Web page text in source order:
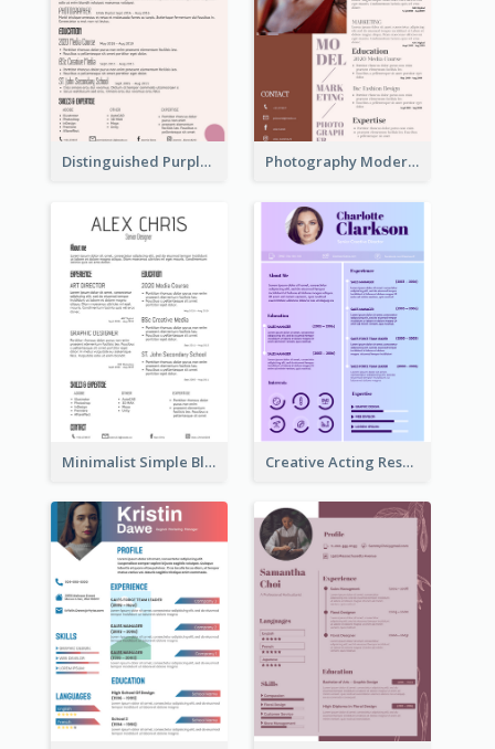
Distinguished Purple Modern Resume Photography Modern Brown Professional Resume
Minimalist Simple Black Resume Creative Acting Resume